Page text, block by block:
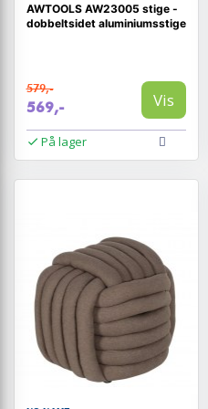
AWTOOLS AW23005 stige -
dobbeltsidet aluminiumsstige
579,-
569,- Vis
På lager